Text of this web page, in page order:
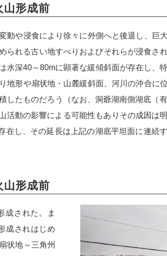
形成前
や浸食により徐々に外側へと後退し、巨
られる古い地すべりおよびそれらが浸食さ
水深40～80mに顕著な緩傾斜面が存在し、
地形や扇状地・山麓緩斜面、河川の沖合に
したものだろう（なお、洞爺湖南側湖底（
活動の影響による可能性もありその成因は
在し、その延長は上記の湖底平坦面に連続
形成前
成された。ま
成されはじめ
状地～三角州